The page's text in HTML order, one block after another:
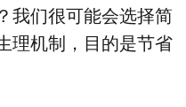
我们很可能会选择简
理机制，目的是节省